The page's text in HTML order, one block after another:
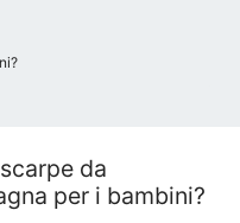
da
per i bambini?